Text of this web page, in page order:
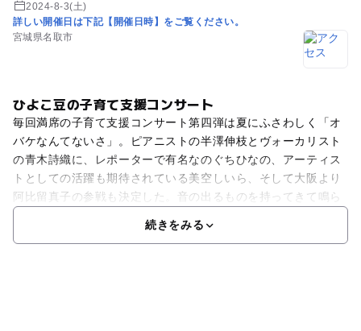
2024-8-3(土)
詳しい開催日は下記【開催日時】をご覧ください。
宮城県名取市
ひよこ豆の子育て支援コンサート
毎回満席の子育て支援コンサート第四弾は夏にふさわしく「オ
バケなんてないさ」。ピアニストの半澤伸枝とヴォーカリスト
の青木詩織に、レポーターで有名なのぐちひなの、アーティス
トとしての活躍も期待されている美空しいら、そして大阪より
阿比留真子の参戦も決定した。音の出るものを持ってきて鳴ら
続きをみる